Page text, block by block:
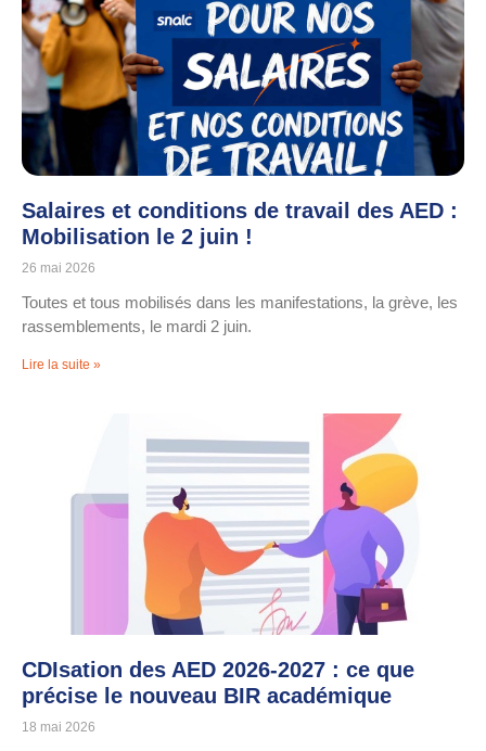
Salaires et conditions de travail des AED :
Mobilisation le 2 juin !
26 mai 2026
Toutes et tous mobilisés dans les manifestations, la grève, les
rassemblements, le mardi 2 juin.
Lire la suite »
CDIsation des AED 2026-2027 : ce que
précise le nouveau BIR académique
18 mai 2026